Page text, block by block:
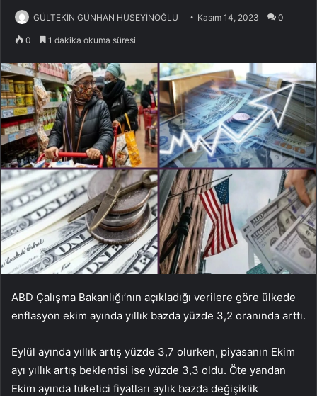
GÜLTEKİN GÜNHAN HÜSEYİNOĞLU Kasım 14, 2023 0
0 1 dakika okuma süresi
ABD Çalışma Bakanlığı’nın açıkladığı verilere göre ülkede
enflasyon ekim ayında yıllık bazda yüzde 3,2 oranında arttı.
Eylül ayında yıllık artış yüzde 3,7 olurken, piyasanın Ekim
ayı yıllık artış beklentisi ise yüzde 3,3 oldu. Öte yandan
Ekim ayında tüketici fiyatları aylık bazda değişiklik